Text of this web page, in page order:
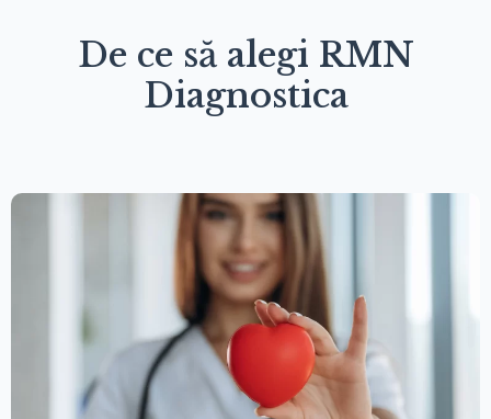
De ce să alegi RMN
Diagnostica